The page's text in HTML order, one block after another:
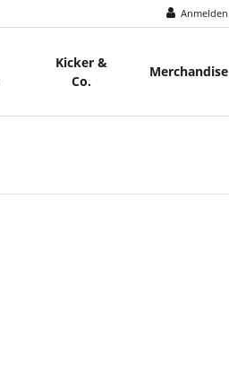
Anmelden
Kicker &
Co.
Merchandise